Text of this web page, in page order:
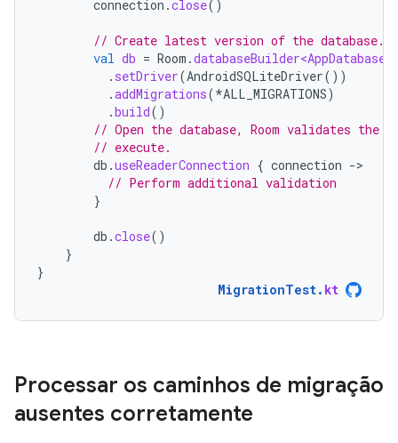
connection .close()
// Create latest version of the database.
val db = Room .databaseBuilder<AppDatabase>
. setDriver(AndroidSQLiteDriver())
.addMigrations(*ALL_MIGRATIONS)
.build()
// Open the database, Room validates the
// execute.
db .useReaderConnection { connection -
// Perform additional validation
}
db .close()
}
}
MigrationTest. kt
Processar os caminhos de migração
ausentes corretamente